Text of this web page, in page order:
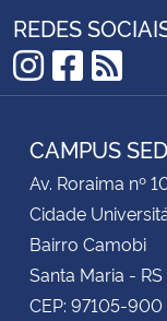
REDES
RSS
CAMPUS
Av. Roraima nº
Cidade
Bairro Camobi
Santa Maria - RS
CEP: 97105-900